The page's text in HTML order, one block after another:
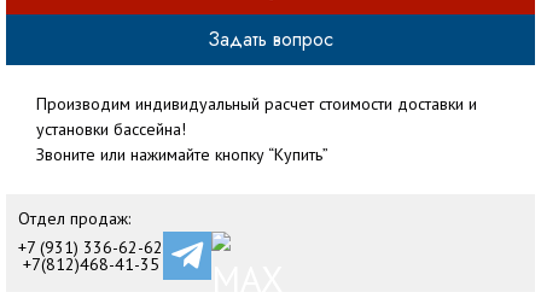
Задать вопрос
Производим индивидуальный расчет стоимости доставки и
установки бассейна!
Звоните или нажимайте кнопку “Купить”
Отдел продаж:
+7 (931) 336-62-62
+7(812)468-41-35